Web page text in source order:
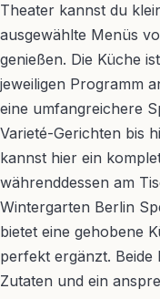
Theater kannst du
ausgewählte Menüs
genießen. Die Küche
jeweiligen Programm
eine umfangreichere
Varieté-Gerichten bis
kannst hier ein
währenddessen am
Wintergarten Berlin
bietet eine gehobene
perfekt ergänzt.
Zutaten und ein